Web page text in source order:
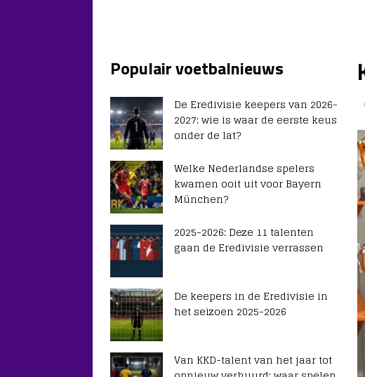
Populair voetbalnieuws
De Eredivisie keepers van 2026-
2027: wie is waar de eerste keus
onder de lat?
Welke Nederlandse spelers
kwamen ooit uit voor Bayern
München?
2025-2026: Deze 11 talenten
gaan de Eredivisie verrassen
De keepers in de Eredivisie in
het seizoen 2025-2026
Van KKD-talent van het jaar tot